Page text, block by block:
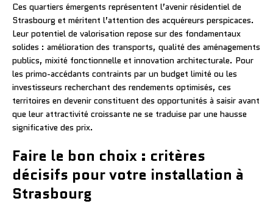
Ces quartiers émergents représentent l’avenir résidentiel de
Strasbourg et méritent l’attention des acquéreurs perspicaces.
Leur potentiel de valorisation repose sur des fondamentaux
solides : amélioration des transports, qualité des aménagements
publics, mixité fonctionnelle et innovation architecturale. Pour
les primo-accédants contraints par un budget limité ou les
investisseurs recherchant des rendements optimisés, ces
territoires en devenir constituent des opportunités à saisir avant
que leur attractivité croissante ne se traduise par une hausse
significative des prix.
Faire le bon choix : critères
décisifs pour votre installation à
Strasbourg